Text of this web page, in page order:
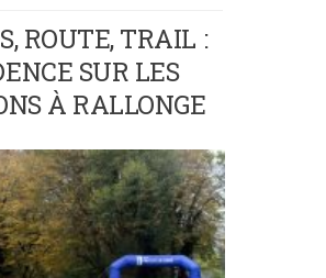
ROUTE, TRAIL :
SUR LES
À RALLONGE